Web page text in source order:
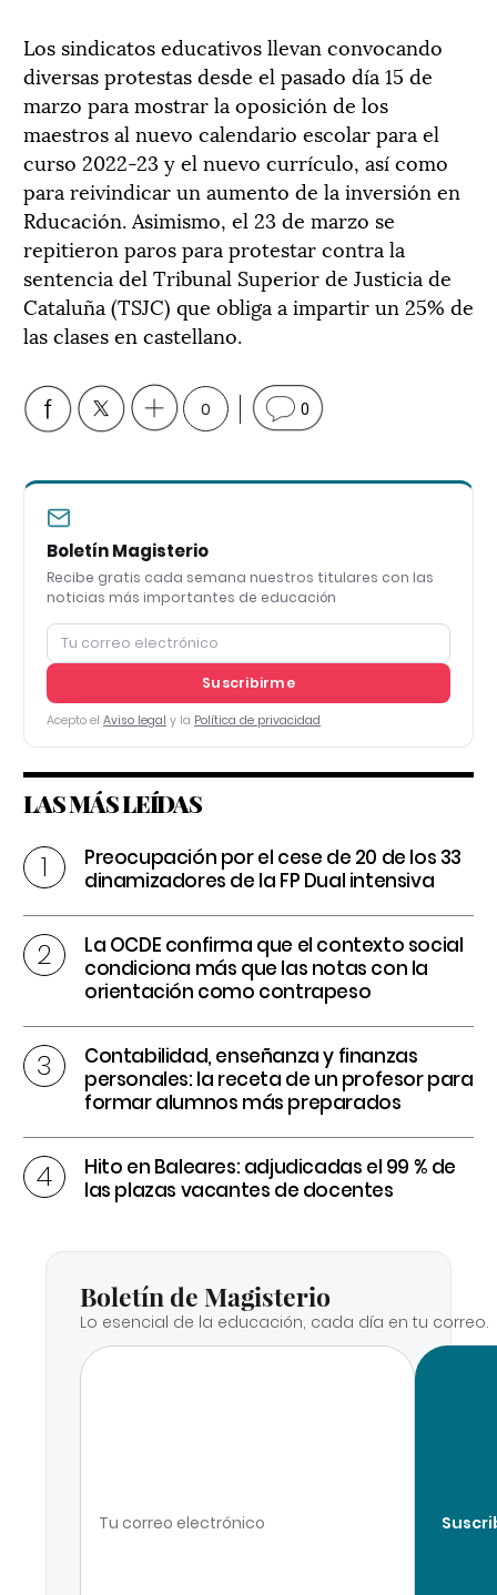
Los sindicatos educativos llevan convocando
diversas protestas desde el pasado día 15 de
marzo para mostrar la oposición de los
maestros al nuevo calendario escolar para el
curso 2022-23 y el nuevo currículo, así como
para reivindicar un aumento de la inversión en
Rducación. Asimismo, el 23 de marzo se
repitieron paros para protestar contra la
sentencia del Tribunal Superior de Justicia de
Cataluña (TSJC) que obliga a impartir un 25% de
las clases en castellano.
0 0
Boletín Magisterio
Recibe gratis cada semana nuestros titulares con las
noticias más importantes de educación
Suscribirme
Acepto el Aviso legal y la Política de privacidad
LAS MÁS LEÍDAS
Preocupación por el cese de 20 de los 33
dinamizadores de la FP Dual intensiva
La OCDE confirma que el contexto social
condiciona más que las notas con la
orientación como contrapeso
Contabilidad, enseñanza y finanzas
personales: la receta de un profesor para
formar alumnos más preparados
Hito en Baleares: adjudicadas el 99 % de
las plazas vacantes de docentes
Boletín de Magisterio
Lo esencial de la educación, cada día en tu correo.